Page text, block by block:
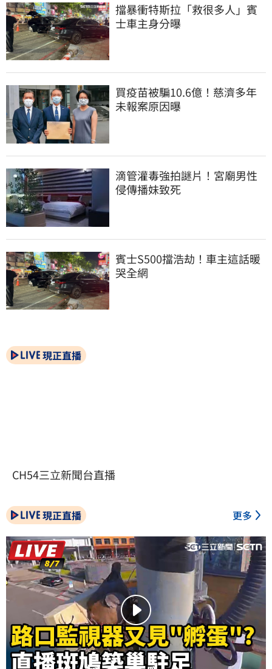
擋暴衝特斯拉「救很多人」賓
士車主身分曝
買疫苗被騙10.6億！慈濟多年
未報案原因曝
滴管灌毒強拍謎片！宮廟男性
侵傳播妹致死
賓士S500擋浩劫！車主這話暖
哭全網
現正直播
CH54三立新聞台直播
現正直播 更多